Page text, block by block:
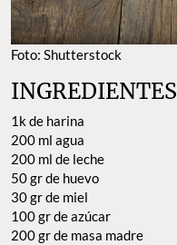
Foto: Shutterstock
INGREDIENTES
1k de harina
200 ml agua
200 ml de leche
50 gr de huevo
30 gr de miel
100 gr de azúcar
200 gr de masa madre